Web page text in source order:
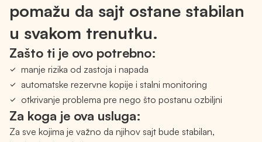
pomažu da sajt ostane stabilan
u svakom trenutku.
Zašto ti je ovo potrebno:
manje rizika od zastoja i napada
automatske rezervne kopije i stalni monitoring
otkrivanje problema pre nego što postanu ozbiljni
Za koga je ova usluga:
Za sve kojima je važno da njihov sajt bude stabilan,